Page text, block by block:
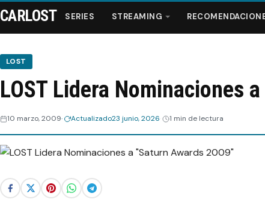
Series
Streaming
Recomendaciones
Videos
CARLOST SERIES STREAMING
LOST
LOST Lidera Nominaciones
10 marzo, 2009 Actualizado23 junio, 2026 1 min de lectura